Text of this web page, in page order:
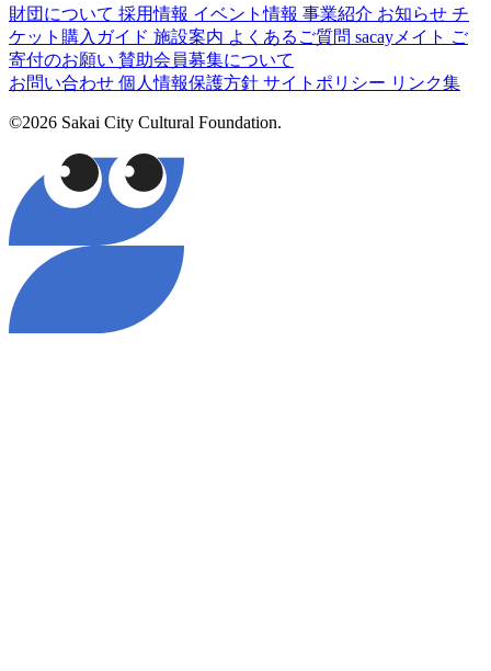
財団について 採用情報 イベント情報 事業紹介 お知らせ チ
ケット購入ガイド 施設案内 よくあるご質問 sacayメイト ご
寄付のお願い 賛助会員募集について
お問い合わせ 個人情報保護方針 サイトポリシー リンク集
©2026 Sakai City Cultural Foundation.